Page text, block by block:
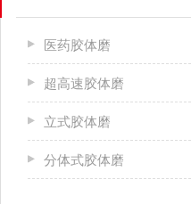
医药胶体磨
超高速胶体磨
立式胶体磨
分体式胶体磨